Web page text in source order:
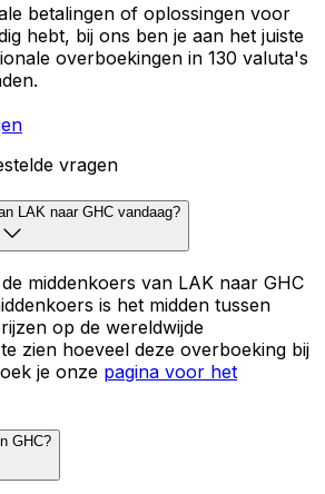
betalingen of oplossingen voor
hebt, bij ons ben je aan het juiste
overboekingen in 130 valuta's
vragen
LAK naar GHC vandaag?
middenkoers van LAK naar GHC
is het midden tussen
op de wereldwijde
zien hoeveel deze overboeking bij
je onze pagina voor het
GHC?